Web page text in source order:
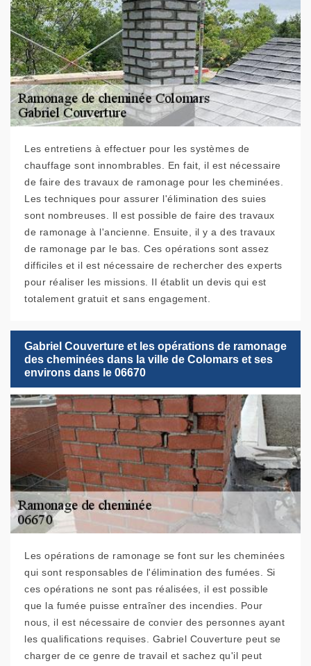
Les entretiens à effectuer pour les systèmes de
chauffage sont innombrables. En fait, il est nécessaire
de faire des travaux de ramonage pour les cheminées.
Les techniques pour assurer l'élimination des suies
sont nombreuses. Il est possible de faire des travaux
de ramonage à l'ancienne. Ensuite, il y a des travaux
de ramonage par le bas. Ces opérations sont assez
difficiles et il est nécessaire de rechercher des experts
pour réaliser les missions. Il établit un devis qui est
totalement gratuit et sans engagement.
Gabriel Couverture et les opérations de ramonage
des cheminées dans la ville de Colomars et ses
environs dans le 06670
Les opérations de ramonage se font sur les cheminées
qui sont responsables de l'élimination des fumées. Si
ces opérations ne sont pas réalisées, il est possible
que la fumée puisse entraîner des incendies. Pour
nous, il est nécessaire de convier des personnes ayant
les qualifications requises. Gabriel Couverture peut se
charger de ce genre de travail et sachez qu'il peut